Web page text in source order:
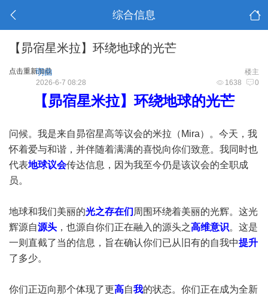
综合信息
【昴宿星米拉】环绕地球的光芒
点击重新加载 楼主
明曲
1638 0
2026-6-7 08:28
【昴宿星米拉】环绕地球的光芒
问候。我是来自昴宿星高等议会的米拉（Mira）。今天，我
怀着爱与和谐，并伴随着满满的喜悦向你们致意。我同时也
代表地球议会传达信息，因为我至今仍是该议会的全职成
员。
地球和我们美丽的光之存在们 周围环绕着美丽的光辉。这光
辉源自源头 ，也源自你们正在融入的源头之高维意识。这是
一则直截了当的信息，旨在确认你们已从旧有的自我中提升
了多少。
你们正迈向那个体现了更高自我的状态。你们正在成为全新